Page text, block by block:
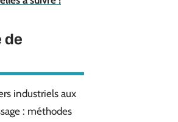
de
industriels aux
: méthodes